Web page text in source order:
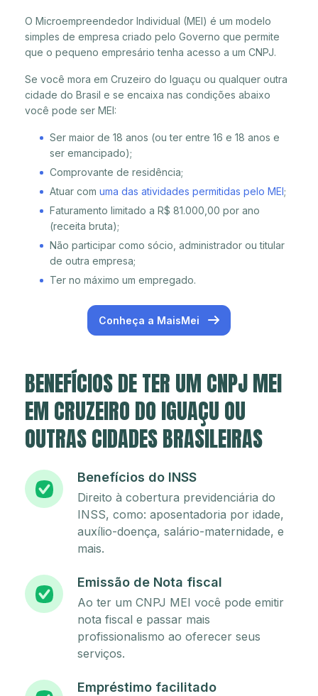
O Microempreendedor Individual (MEI) é um modelo
simples de empresa criado pelo Governo que permite
que o pequeno empresário tenha acesso a um CNPJ.
Se você mora em Cruzeiro do Iguaçu ou qualquer outra
cidade do Brasil e se encaixa nas condições abaixo
você pode ser MEI:
Ser maior de 18 anos (ou ter entre 16 e 18 anos e
ser emancipado);
Comprovante de residência;
Atuar com uma das atividades permitidas pelo MEI;
Faturamento limitado a R$ 81.000,00 por ano
(receita bruta);
Não participar como sócio, administrador ou titular
de outra empresa;
Ter no máximo um empregado.
Conheça a MaisMei
BENEFÍCIOS DE TER UM CNPJ MEI
EM CRUZEIRO DO IGUAÇU OU
OUTRAS CIDADES BRASILEIRAS
Benefícios do INSS
Direito à cobertura previdenciária do
INSS, como: aposentadoria por idade,
auxílio-doença, salário-maternidade, e
mais.
Emissão de Nota fiscal
Ao ter um CNPJ MEI você pode emitir
nota fiscal e passar mais
profissionalismo ao oferecer seus
serviços.
Empréstimo facilitado